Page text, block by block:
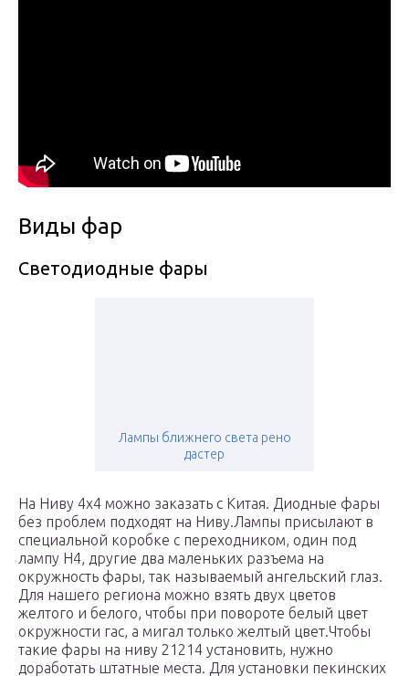
Виды фар
Светодиодные фары
Лампы ближнего света рено
дастер
На Ниву 4х4 можно заказать с Китая. Диодные фары
без проблем подходят на Ниву.Лампы присылают в
специальной коробке с переходником, один под
лампу Н4, другие два маленьких разъема на
окружность фары, так называемый ангельский глаз.
Для нашего региона можно взять двух цветов
желтого и белого, чтобы при повороте белый цвет
окружности гас, а мигал только желтый цвет.Чтобы
такие фары на ниву 21214 установить, нужно
доработать штатные места. Для установки пекинских